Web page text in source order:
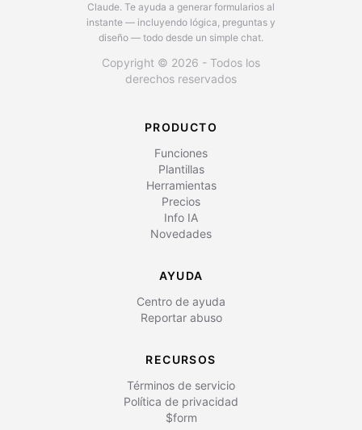
Claude. Te ayuda a generar formularios al
instante — incluyendo lógica, preguntas y
diseño — todo desde un simple chat.
Copyright © 2026 - Todos los
derechos reservados
PRODUCTO
Funciones
Plantillas
Herramientas
Precios
Info IA
Novedades
AYUDA
Centro de ayuda
Reportar abuso
RECURSOS
Términos de servicio
Política de privacidad
$form